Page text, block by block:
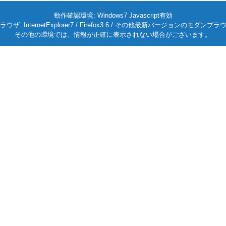
動作確認環境: Windows7 Javascript有効
ウザ: InternetExplorer7 / Firefox3.6 / その他最新バージョンのモダンブラ
その他の環境では、情報が正確に表示されない場合がございます。